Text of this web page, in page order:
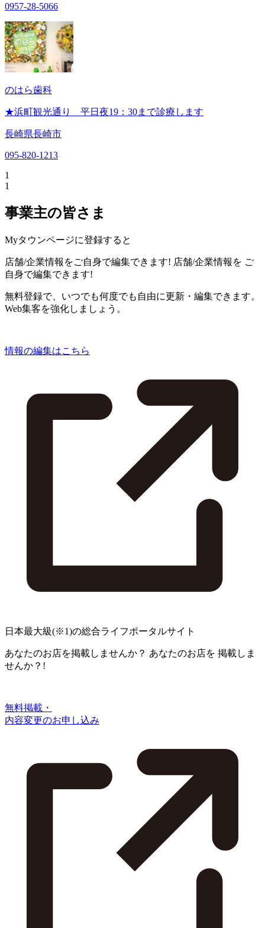
0957-28-5066
のはら歯科
★浜町観光通り 平日夜19：30まで診療します
長崎県長崎市
095-820-1213
1
1
事業主の皆さま
Myタウンページに登録すると
店舗/企業情報をご自身で編集できます! 店舗/企業情報を ご
自身で編集できます!
無料登録で、いつでも何度でも自由に更新・編集できます。
Web集客を強化しましょう。
情報の編集はこちら
日本最大級(※1)の総合ライフポータルサイト
あなたのお店を掲載しませんか？ あなたのお店を 掲載しま
せんか？!
無料掲載・
内容変更のお申し込み